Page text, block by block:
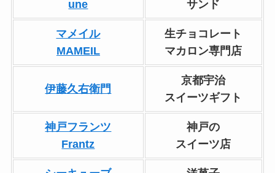
une サンド
マメイル
MAMEIL
生チョコレート
マカロン専門店
伊藤久右衛門
京都宇治
スイーツギフト
神戸フランツ
Frantz
神戸の
スイーツ店